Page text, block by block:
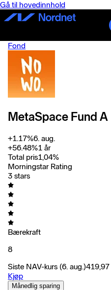
Gå til hovedinnhold
Fond
MetaSpace Fund A
+1.17%6. aug.
+56.48%1 år
Total pris1,04%
Morningstar Rating
3 stars
Bærekraft
8
Siste NAV-kurs (6. aug.)419,97
Kjøp
Månedlig sparing